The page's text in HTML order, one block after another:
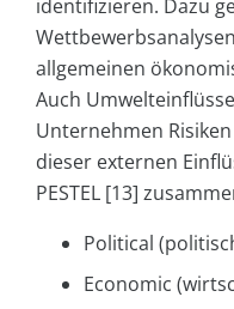
identifizieren. Dazu
allgemeinen
Auch
Unternehmen
dieser externen
PESTEL [13]
Political
Economic